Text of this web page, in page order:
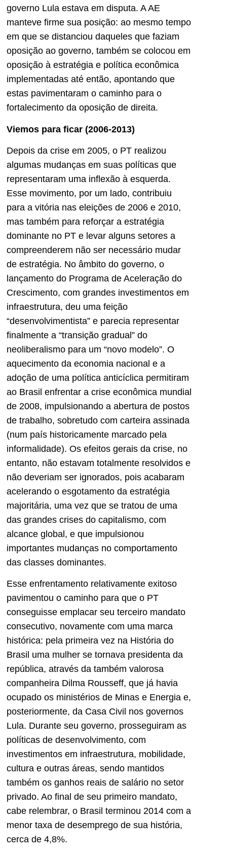
governo Lula estava em disputa. A AE
manteve firme sua posição: ao mesmo tempo
em que se distanciou daqueles que faziam
oposição ao governo, também se colocou em
oposição à estratégia e política econômica
implementadas até então, apontando que
estas pavimentaram o caminho para o
fortalecimento da oposição de direita.
Viemos para ficar (2006-2013)
Depois da crise em 2005, o PT realizou
algumas mudanças em suas políticas que
representaram uma inflexão à esquerda.
Esse movimento, por um lado, contribuiu
para a vitória nas eleições de 2006 e 2010,
mas também para reforçar a estratégia
dominante no PT e levar alguns setores a
compreenderem não ser necessário mudar
de estratégia. No âmbito do governo, o
lançamento do Programa de Aceleração do
Crescimento, com grandes investimentos em
infraestrutura, deu uma feição
“desenvolvimentista” e parecia representar
finalmente a “transição gradual” do
neoliberalismo para um “novo modelo”. O
aquecimento da economia nacional e a
adoção de uma política anticíclica permitiram
ao Brasil enfrentar a crise econômica mundial
de 2008, impulsionando a abertura de postos
de trabalho, sobretudo com carteira assinada
(num país historicamente marcado pela
informalidade). Os efeitos gerais da crise, no
entanto, não estavam totalmente resolvidos e
não deveriam ser ignorados, pois acabaram
acelerando o esgotamento da estratégia
majoritária, uma vez que se tratou de uma
das grandes crises do capitalismo, com
alcance global, e que impulsionou
importantes mudanças no comportamento
das classes dominantes.
Esse enfrentamento relativamente exitoso
pavimentou o caminho para que o PT
conseguisse emplacar seu terceiro mandato
consecutivo, novamente com uma marca
histórica: pela primeira vez na História do
Brasil uma mulher se tornava presidenta da
república, através da também valorosa
companheira Dilma Rousseff, que já havia
ocupado os ministérios de Minas e Energia e,
posteriormente, da Casa Civil nos governos
Lula. Durante seu governo, prosseguiram as
políticas de desenvolvimento, com
investimentos em infraestrutura, mobilidade,
cultura e outras áreas, sendo mantidos
também os ganhos reais de salário no setor
privado. Ao final de seu primeiro mandato,
cabe relembrar, o Brasil terminou 2014 com a
menor taxa de desemprego de sua história,
cerca de 4,8%.